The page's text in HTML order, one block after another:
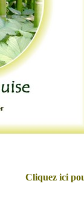
Cliquez ici